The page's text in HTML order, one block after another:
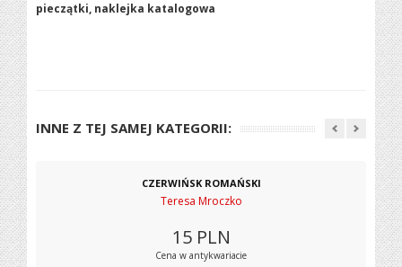
pieczątki, naklejka katalogowa
INNE Z TEJ SAMEJ KATEGORII:
CZERWIŃSK ROMAŃSKI
Teresa Mroczko
15 PLN
Cena w antykwariacie